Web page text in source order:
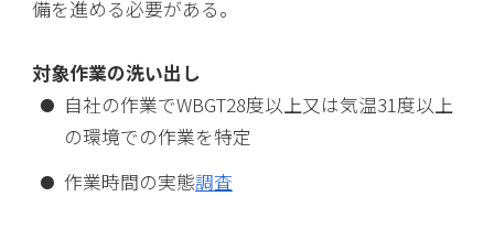
備を進める必要がある。
対象作業の洗い出し
自社の作業でWBGT28度以上又は気温31度以上
の環境での作業を特定
作業時間の実態調査